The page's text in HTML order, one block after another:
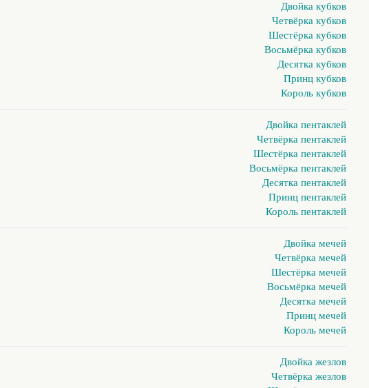
Двойка кубков
Четвёрка кубков
Шестёрка кубков
Восьмёрка кубков
Десятка кубков
Принц кубков
Король кубков
Двойка пентаклей
Четвёрка пентаклей
Шестёрка пентаклей
Восьмёрка пентаклей
Десятка пентаклей
Принц пентаклей
Король пентаклей
Двойка мечей
Четвёрка мечей
Шестёрка мечей
Восьмёрка мечей
Десятка мечей
Принц мечей
Король мечей
Двойка жезлов
Четвёрка жезлов